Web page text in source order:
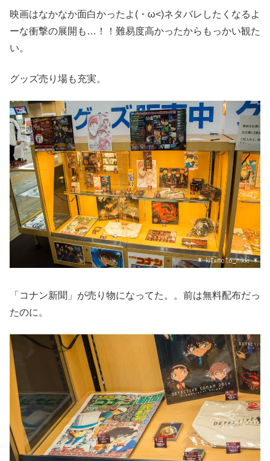
映画はなかなか面白かったよ(・ω<)ネタバレしたくなるよ
ーな衝撃の展開も…！！難易度高かったからもっかい観た
い。
グッズ売り場も充実。
「コナン新聞」が売り物になってた。。前は無料配布だっ
たのに。